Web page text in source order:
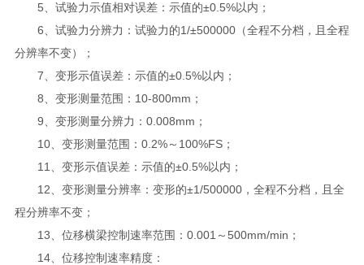
5、试验力示值相对误差：示值的±0.5%以内；
6、试验力分辨力：试验力的1/±500000（全程不分档，且全程
分辨率不变）；
7、变形示值误差：示值的±0.5%以内；
8、变形测量范围：10-800mm；
9、变形测量分辨力：0.008mm；
10、变形测量范围：0.2%～100%FS；
11、变形示值误差：示值的±0.5%以内；
12、变形测量分辨率：变形的±1/500000，全程不分档，且全
程分辨率不变；
13、位移横梁控制速率范围：0.001～500mm/min；
14、位移控制速率精度：